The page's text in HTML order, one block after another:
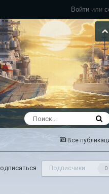
Войти или
Все
Подписчики 0